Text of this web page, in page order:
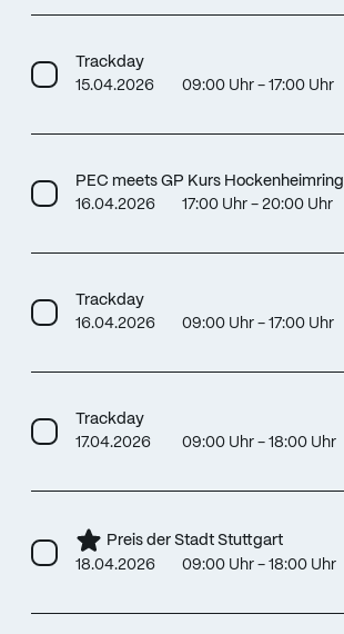
Trackday
15.04.2026
09:00 Uhr - 17:00 Uhr
PEC meets GP Kurs Hockenheimring
16.04.2026
17:00 Uhr - 20:00 Uhr
Trackday
16.04.2026
09:00 Uhr - 17:00 Uhr
Trackday
17.04.2026
09:00 Uhr - 18:00 Uhr
Preis der Stadt Stuttgart
18.04.2026
09:00 Uhr - 18:00 Uhr